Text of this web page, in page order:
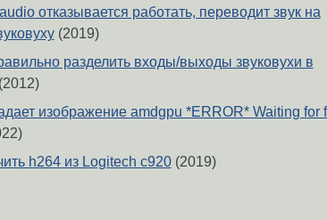
отказывается работать, переводит звук на
(2019)
разделить входы/выходы звуковухи в
изображение amdgpu *ERROR* Waiting for
h264 из Logitech c920(2019)